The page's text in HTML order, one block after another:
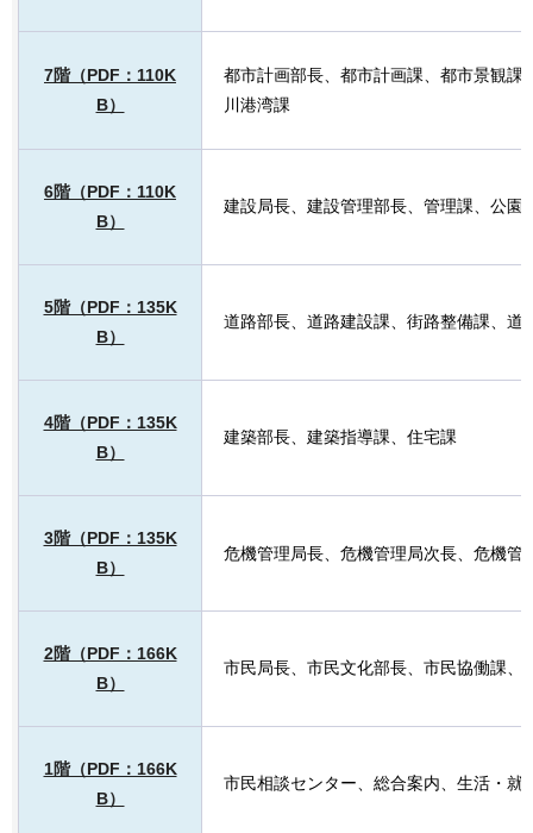
7階（PDF：110K
B）
都市計画部長、都市計画課、都市景観課
川港湾課
6階（PDF：110K
B）
建設局長、建設管理部長、管理課、公園
5階（PDF：135K
B）
道路部長、道路建設課、街路整備課、道
4階（PDF：135K
B）
建築部長、建築指導課、住宅課
3階（PDF：135K
B）
危機管理局長、危機管理局次長、危機管
2階（PDF：166K
B）
市民局長、市民文化部長、市民協働課、
1階（PDF：166K
B）
市民相談センター、総合案内、生活・就